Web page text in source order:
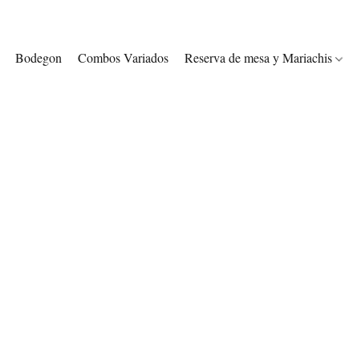
Bodegon Combos Variados Reserva de mesa y Mariachis